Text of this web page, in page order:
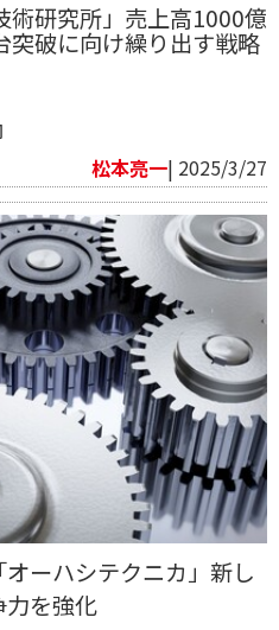
術研究所」売上高1000億
突破に向け繰り出す戦略
松本亮一| 2025/3/27
ーハシテクニカ」新し
力を強化